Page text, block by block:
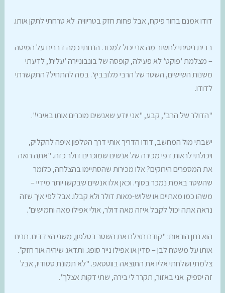
דודו אמנם בחור פיקח, אבל פחות חזק בטריוויה. לא טרחתי לתקן אותו.
בבית ניסיתי לחשוב מה אני יכול למכור. הנחתי כמה דברים על המיטה
– מצלמת 'פוקט' לא פעילה, קופסה של בונבוניירה 'עלית', לדעתי
משנות השישים, השטר של הרבי מלובביץ'. במה להתחיל? התקשרתי
לדודו.
"הדולר של הרב", קבע, "אני יודע שאנשים מוכרים אותו באיביי".
ישבתי מול המחשב, דודו הדריך אותי דרך הטלפון איפה להקליק,
ויכולתי לראות דפי מכירה של אנשים שמוכרים דולר כזה. "אתה רואה
את המספרים הירוקים? אלו מכירות שהסתיימו בהצלחה, כלומר
שהשטר באמת נמכר בסוף. וכאן אלו אנשים שבקשו יותר מידיי –
משהו כמו מאתיים או שלוש-מאות דולר ולא קבלו. אבל לפי איך שזה
נראה אתה יכול לקבל איזה מאה דולר, אולי אפילו מאה וחמישים".
הוא נתן הוראות: "קודם תצלם את השטר בטלפון, משני הצדדים. תניח
אותו על משטח לבן – סדין או אפילו נייר סופג. ותדאג שיהיה אור חזק".
צלמתי ושלחתי אליו את התוצאה בווטסאפ. "לא תמונת סטודיו, אבל
זה יספיק. אני באזור, תקרר לי בירה, שתי דקות אצלך".